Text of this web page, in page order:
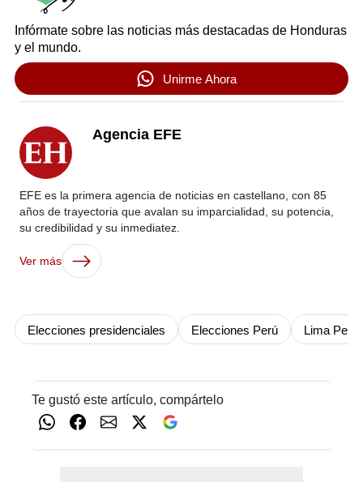
Infórmate sobre las noticias más destacadas de Honduras
y el mundo.
Unirme Ahora
Agencia EFE
EFE es la primera agencia de noticias en castellano, con 85
años de trayectoria que avalan su imparcialidad, su potencia,
su credibilidad y su inmediatez.
Ver más
Elecciones presidenciales Elecciones Perú Lima Perú
Te gustó este artículo, compártelo